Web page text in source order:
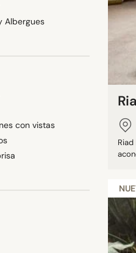
Albergues
con vistas